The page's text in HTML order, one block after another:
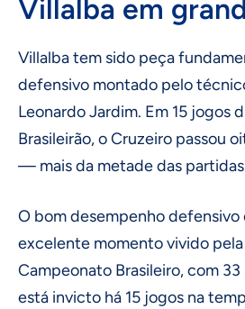
Villalba em
Villalba tem sido peça
defensivo montado pelo
Leonardo Jardim. Em 15 jogos
Brasileirão, o Cruzeiro passou
— mais da metade das
O bom desempenho
excelente momento vivido
Campeonato Brasileiro, com
está invicto há 15 jogos na